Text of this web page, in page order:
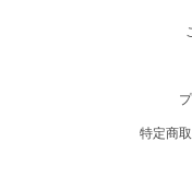
特定商